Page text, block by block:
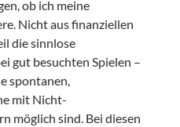
ob ich meine
Nicht aus finanziellen
die sinnlose
gut besuchten Spielen –
spontanen,
mit Nicht-
möglich sind. Bei diesen